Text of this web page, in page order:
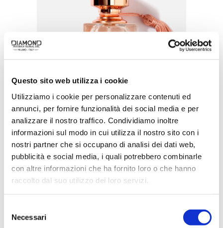
Questo sito web utilizza i cookie
Utilizziamo i cookie per personalizzare contenuti ed
annunci, per fornire funzionalità dei social media e per
analizzare il nostro traffico. Condividiamo inoltre
informazioni sul modo in cui utilizza il nostro sito con i
nostri partner che si occupano di analisi dei dati web,
pubblicità e social media, i quali potrebbero combinarle
con altre informazioni che ha fornito loro o che hanno
raccolto dal suo utilizzo dei loro servizi.
delNecessari